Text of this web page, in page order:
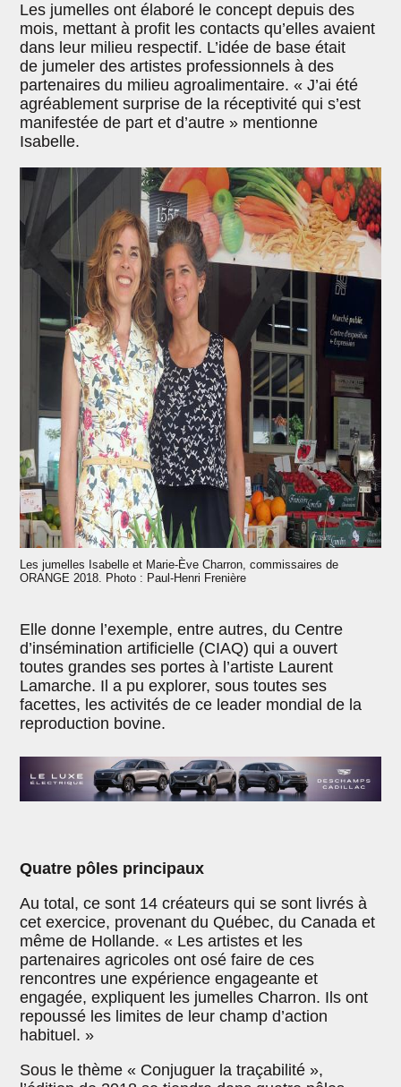
Les jumelles ont élaboré le concept depuis des
mois, mettant à profit les contacts qu’elles avaient
dans leur milieu respectif. L’idée de base était
de jumeler des artistes professionnels à des
partenaires du milieu agroalimentaire. « J’ai été
agréablement surprise de la réceptivité qui s’est
manifestée de part et d’autre » mentionne
Isabelle.
Les jumelles Isabelle et Marie-Ève Charron, commissaires de
ORANGE 2018. Photo : Paul-Henri Frenière
Elle donne l’exemple, entre autres, du Centre
d’insémination artificielle (CIAQ) qui a ouvert
toutes grandes ses portes à l’artiste Laurent
Lamarche. Il a pu explorer, sous toutes ses
facettes, les activités de ce leader mondial de la
reproduction bovine.
Quatre pôles principaux
Au total, ce sont 14 créateurs qui se sont livrés à
cet exercice, provenant du Québec, du Canada et
même de Hollande. « Les artistes et les
partenaires agricoles ont osé faire de ces
rencontres une expérience engageante et
engagée, expliquent les jumelles Charron. Ils ont
repoussé les limites de leur champ d’action
habituel. »
Sous le thème « Conjuguer la traçabilité »,